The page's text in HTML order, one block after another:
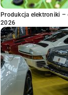
Produkcja elektroniki –
2026